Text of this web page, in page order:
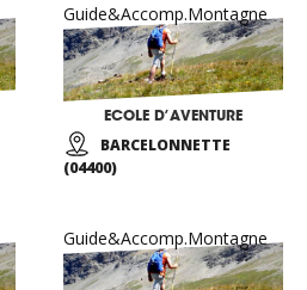
Guide&Accomp.Montagne
ECOLE D’AVENTURE
BARCELONNETTE
(04400)
Guide&Accomp.Montagne